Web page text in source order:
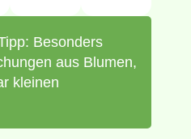
Besonders
aus Blumen,
kleinen